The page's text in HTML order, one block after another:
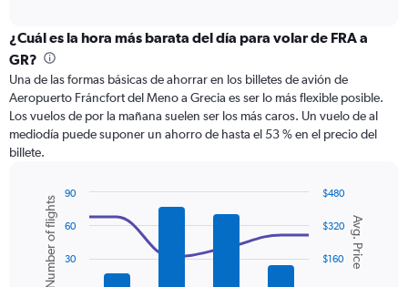
categories.
Range:
12
categories.
The
chart
has
1
axis
displaying
values.
Range:
¿Cuál es la hora más barata del día para volar de FRA a
GR?
Una de las formas básicas de ahorrar en los billetes de avión de
Aeropuerto Fráncfort del Meno a Grecia es ser lo más flexible posible.
Los vuelos de por la mañana suelen ser los más caros. Un vuelo de al
mediodía puede suponer un ahorro de hasta el 53 % en el precio del
billete.
Combination
chart
with
data
series.
Chart
graphic.
Avg. Price
Number of flights $160
$320
$480
30
60
90